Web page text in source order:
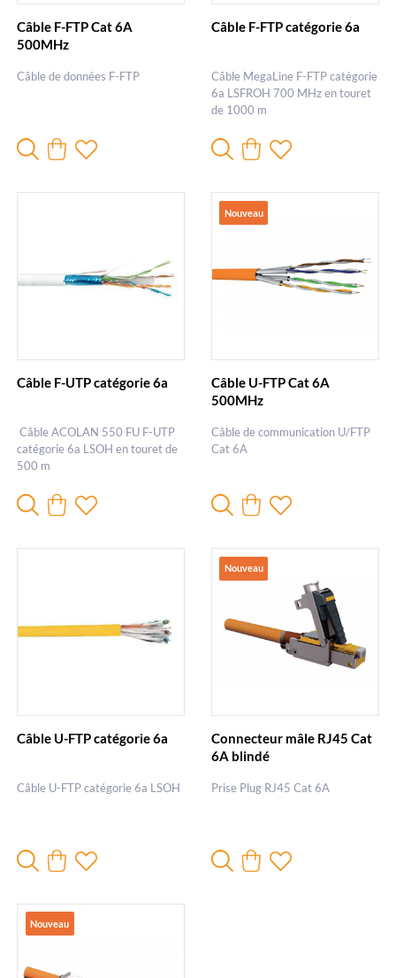
Câble F-FTP Cat 6A
500MHz
Câble de données F-FTP
Câble F-FTP catégorie 6a
Câble MegaLine F-FTP catégorie
6a LSFROH 700 MHz en touret
de 1000 m
Câble F-UTP catégorie 6a
Câble ACOLAN 550 FU F-UTP
catégorie 6a LSOH en touret de
500 m
Nouveau
Câble U-FTP Cat 6A
500MHz
Câble de communication U/FTP
Cat 6A
Câble U-FTP catégorie 6a
Câble U-FTP catégorie 6a LSOH
Nouveau
Connecteur mâle RJ45 Cat
6A blindé
Prise Plug RJ45 Cat 6A
Nouveau